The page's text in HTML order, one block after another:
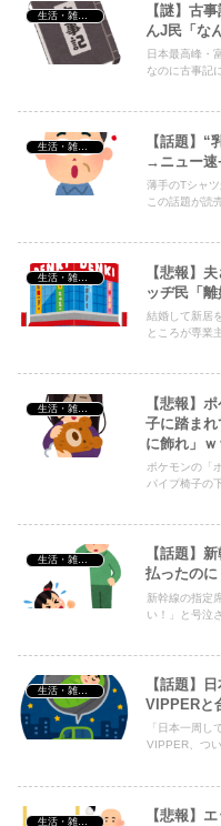
【謎】古
んJ民「な
日本最高峰・
なのに古事記
【話題】
→ニュー速
薄手のTシャ
この話題が読
【悲報】
ッヂ民「
結婚して新居
ところが専業
【悲報】
子に踏ま
に飾れ」ｗ
ポケモンの「
パイプ椅子の
【話題】
払ったの
新幹線の指定
い！」と号泣
【話題】
VIPPERと
「日本一周し
VIPPER、つ
【悲報】